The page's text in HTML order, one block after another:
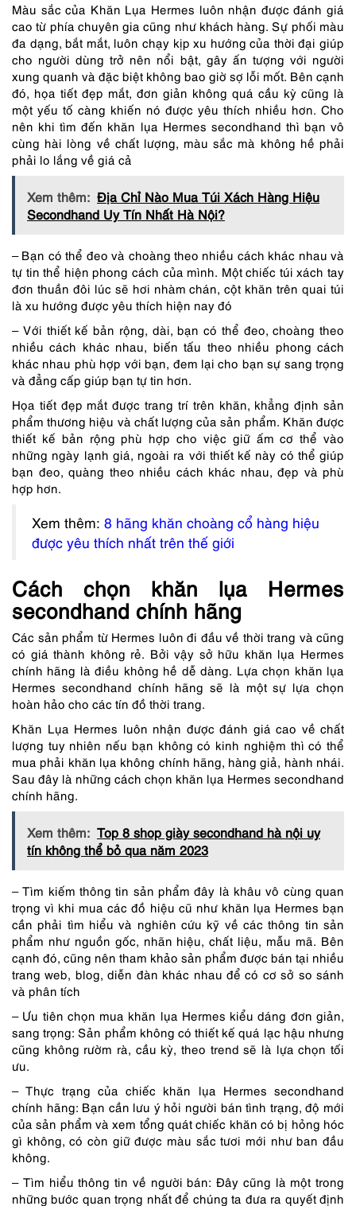
Màu sắc của Khăn Lụa Hermes luôn nhận được đánh giá
cao từ phía chuyên gia cũng như khách hàng. Sự phối màu
đa dạng, bắt mắt, luôn chạy kịp xu hướng của thời đại giúp
cho người dùng trở nên nổi bật, gây ấn tượng với người
xung quanh và đặc biệt không bao giờ sợ lỗi mốt. Bên cạnh
đó, họa tiết đẹp mắt, đơn giản không quá cầu kỳ cũng là
một yếu tố càng khiến nó được yêu thích nhiều hơn. Cho
nên khi tìm đến khăn lụa Hermes secondhand thì bạn vô
cùng hài lòng về chất lượng, màu sắc mà không hề phải
phải lo lắng về giá cả
Xem thêm: Địa Chỉ Nào Mua Túi Xách Hàng Hiệu
Secondhand Uy Tín Nhất Hà Nội?
– Bạn có thể đeo và choàng theo nhiều cách khác nhau và
tự tin thể hiện phong cách của mình. Một chiếc túi xách tay
đơn thuần đôi lúc sẽ hơi nhàm chán, cột khăn trên quai túi
là xu hướng được yêu thích hiện nay đó
– Với thiết kế bản rộng, dài, bạn có thể đeo, choàng theo
nhiều cách khác nhau, biến tấu theo nhiều phong cách
khác nhau phù hợp với bạn, đem lại cho bạn sự sang trọng
và đẳng cấp giúp bạn tự tin hơn.
Họa tiết đẹp mắt được trang trí trên khăn, khẳng định sản
phẩm thương hiệu và chất lượng của sản phẩm. Khăn được
thiết kế bản rộng phù hợp cho việc giữ ấm cơ thể vào
những ngày lạnh giá, ngoài ra với thiết kế này có thể giúp
bạn đeo, quàng theo nhiều cách khác nhau, đẹp và phù
hợp hơn.
Xem thêm: 8 hãng khăn choàng cổ hàng hiệu
được yêu thích nhất trên thế giới
Cách chọn khăn lụa Hermes
secondhand chính hãng
Các sản phẩm từ Hermes luôn đi đầu về thời trang và cũng
có giá thành không rẻ. Bởi vậy sở hữu khăn lụa Hermes
chính hãng là điều không hề dễ dàng. Lựa chọn khăn lụa
Hermes secondhand chính hãng sẽ là một sự lựa chọn
hoàn hảo cho các tín đồ thời trang.
Khăn Lụa Hermes luôn nhận được đánh giá cao về chất
lượng tuy nhiên nếu bạn không có kinh nghiệm thì có thể
mua phải khăn lụa không chính hãng, hàng giả, hành nhái.
Sau đây là những cách chọn khăn lụa Hermes secondhand
chính hãng.
Xem thêm: Top 8 shop giày secondhand hà nội uy
tín không thể bỏ qua năm 2023
– Tìm kiếm thông tin sản phẩm đây là khâu vô cùng quan
trọng vì khi mua các đồ hiệu cũ như khăn lụa Hermes bạn
cần phải tìm hiểu và nghiên cứu kỹ về các thông tin sản
phẩm như nguồn gốc, nhãn hiệu, chất liệu, mẫu mã. Bên
cạnh đó, cũng nên tham khảo sản phẩm được bán tại nhiều
trang web, blog, diễn đàn khác nhau để có cơ sở so sánh
và phân tích
– Ưu tiên chọn mua khăn lụa Hermes kiểu dáng đơn giản,
sang trọng: Sản phẩm không có thiết kế quá lạc hậu nhưng
cũng không rườm rà, cầu kỳ, theo trend sẽ là lựa chọn tối
ưu.
– Thực trạng của chiếc khăn lụa Hermes secondhand
chính hãng: Bạn cần lưu ý hỏi người bán tình trạng, độ mới
của sản phẩm và xem tổng quát chiếc khăn có bị hỏng hóc
gì không, có còn giữ được màu sắc tươi mới như ban đầu
không.
– Tìm hiểu thông tin về người bán: Đây cũng là một trong
những bước quan trọng nhất để chúng ta đưa ra quyết định